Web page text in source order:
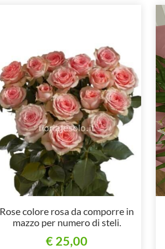
Rose colore rosa da comporre in
mazzo per numero di steli.
€ 25,00